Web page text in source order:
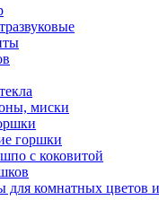
миски
горшки
с коковитой
комнатных цветов